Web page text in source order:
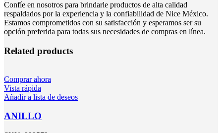
Confíe en nosotros para brindarle productos de alta calidad
respaldados por la experiencia y la confiabilidad de Nice México.
Estamos comprometidos con su satisfacción y esperamos ser su
opción preferida para todas sus necesidades de compras en línea.
Related products
Comprar ahora
Vista rápida
Añadir a lista de deseos
ANILLO